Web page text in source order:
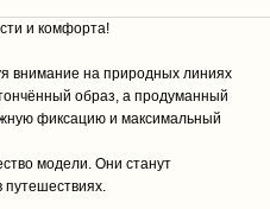
и комфорта!
внимание на природных линиях
образ, а продуманный
фиксацию и максимальный
модели. Они станут
путешествиях.